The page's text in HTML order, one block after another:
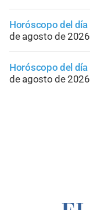
Horóscopo del día
de agosto de 2026
Horóscopo del día
de agosto de 2026